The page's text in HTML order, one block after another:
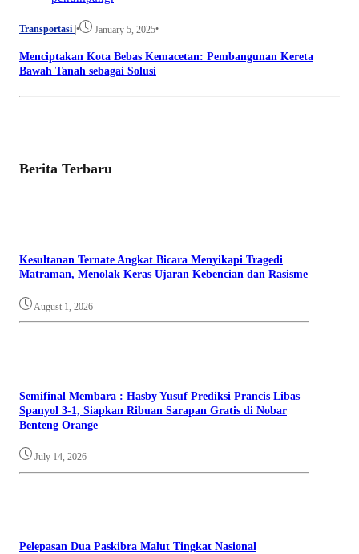
Transportasi |• January 5, 2025•
Menciptakan Kota Bebas Kemacetan: Pembangunan Kereta
Bawah Tanah sebagai Solusi
Berita Terbaru
Kesultanan Ternate Angkat Bicara Menyikapi Tragedi
Matraman, Menolak Keras Ujaran Kebencian dan Rasisme
August 1, 2026
Semifinal Membara : Hasby Yusuf Prediksi Prancis Libas
Spanyol 3-1, Siapkan Ribuan Sarapan Gratis di Nobar
Benteng Orange
July 14, 2026
Pelepasan Dua Paskibra Malut Tingkat Nasional